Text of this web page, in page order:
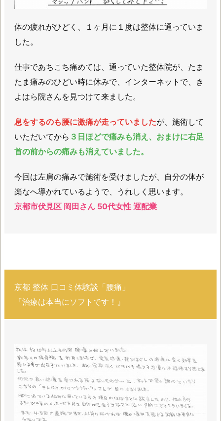
体の疲れがひどく、１ヶ月に１度は整体に通っていま
した。
仕事であちこち痛めては、通っていた整体院が、たま
たま痛みのひどい時に休みで、インターネットで、き
よはら院さんを見つけて来ました。
息をするのも腰に激痛が走っていましたが、施術して
いただいてから ３日ほどで痛みも消え、おまけに右足
首の前からの痛みも消えていました。
今回は左肩の痛みで施術を受けましたが、自分の体が
楽なへ導かれているようで、うれしく思います。
京都市伏見区 岡田さん 50代女性 運配業
京都 整体 口コミ体験談「腰痛」
『治療は本当にソフトです！』